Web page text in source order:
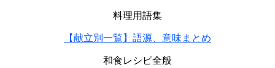
料理用語集
【献立別一覧】語源、意味まとめ
和食レシピ全般